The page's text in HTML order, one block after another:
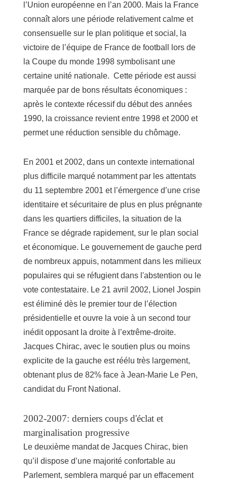
l’Union européenne en l’an 2000. Mais la France
connaît alors une période relativement calme et
consensuelle sur le plan politique et social, la
victoire de l’équipe de France de football lors de
la Coupe du monde 1998 symbolisant une
certaine unité nationale. Cette période est aussi
marquée par de bons résultats économiques :
après le contexte récessif du début des années
1990, la croissance revient entre 1998 et 2000 et
permet une réduction sensible du chômage.
En 2001 et 2002, dans un contexte international
plus difficile marqué notamment par les attentats
du 11 septembre 2001 et l’émergence d’une crise
identitaire et sécuritaire de plus en plus prégnante
dans les quartiers difficiles, la situation de la
France se dégrade rapidement, sur le plan social
et économique. Le gouvernement de gauche perd
de nombreux appuis, notamment dans les milieux
populaires qui se réfugient dans l'abstention ou le
vote contestataire. Le 21 avril 2002, Lionel Jospin
est éliminé dès le premier tour de l’élection
présidentielle et ouvre la voie à un second tour
inédit opposant la droite à l’extrême-droite.
Jacques Chirac, avec le soutien plus ou moins
explicite de la gauche est réélu très largement,
obtenant plus de 82% face à Jean-Marie Le Pen,
candidat du Front National.
2002-2007: derniers coups d'éclat et
marginalisation progressive
Le deuxième mandat de Jacques Chirac, bien
qu’il dispose d’une majorité confortable au
Parlement, semblera marqué par un effacement